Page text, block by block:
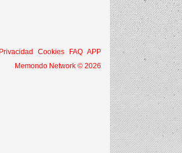
Privacidad Cookies FAQ APP
Memondo Network © 2026